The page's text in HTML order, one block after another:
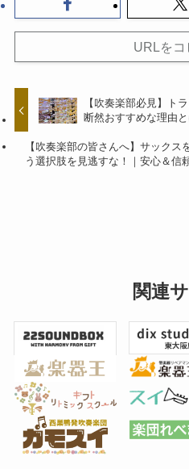
URLをコ
【吹奏楽部必見】ト
断然おすすめな理由
【吹奏楽部の皆さんへ】サックス
う選択肢を見逃すな！｜安心＆信
関連